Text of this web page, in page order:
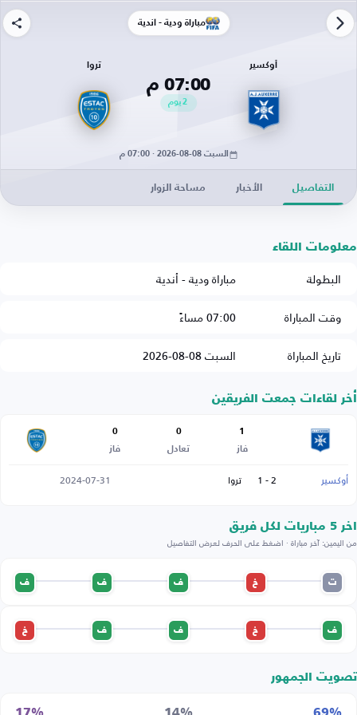
مباراة ودية - أندية
أوكسير
07:00 م
2يوم
تروا
السبت 08-08-2026 · 07:00 م
التفاصيل الأخبار مساحة الزوار
معلومات اللقاء
البطولة
مباراة ودية - أندية
وقت المباراة
07:00 مساءً
تاريخ المباراة
السبت 08-08-2026
أخر لقاءات جمعت الفريقين
1
فاز
0
تعادل
0
فاز
أوكسير 2 - 1 تروا 2024-07-31
اخر 5 مباريات لكل فريق
من اليمين: آخر مباراة · اضغط على الحرف لعرض التفاصيل
ت خ ف ف ف
ف خ ف ف خ
تصويت الجمهور